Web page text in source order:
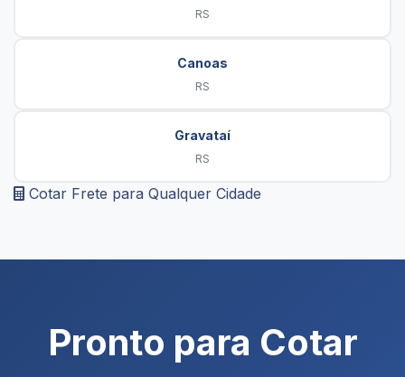
RS
Canoas
RS
Gravataí
RS
Cotar Frete para Qualquer Cidade
Pronto para Cotar